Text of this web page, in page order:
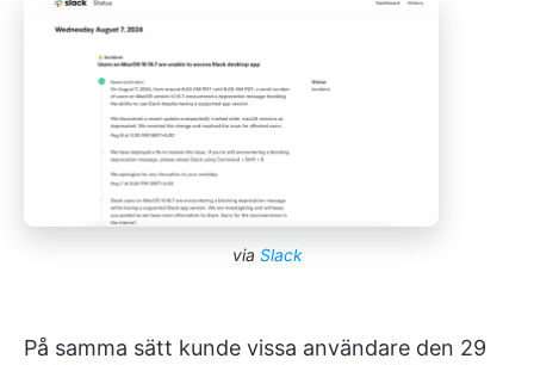
via Slack
På samma sätt kunde vissa användare den 29